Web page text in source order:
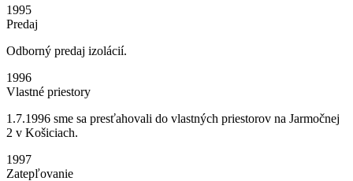
1995
Predaj
Odborný predaj izolácií.
1996
Vlastné priestory
1.7.1996 sme sa presťahovali do vlastných priestorov na Jarmočnej
2 v Košiciach.
1997
Zatepľovanie